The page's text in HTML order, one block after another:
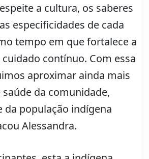
a cultura, os saberes
especificidades de cada
tempo em que fortalece a
contínuo. Com essa
aproximar ainda mais
da comunidade,
da população indígena
Alessandra.